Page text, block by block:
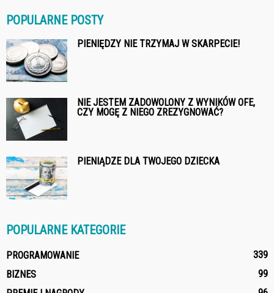
POPULARNE POSTY
PIENIĘDZY NIE TRZYMAJ W SKARPECIE!
NIE JESTEM ZADOWOLONY Z WYNIKÓW OFE,
CZY MOGĘ Z NIEGO ZREZYGNOWAĆ?
PIENIĄDZE DLA TWOJEGO DZIECKA
POPULARNE KATEGORIE
PROGRAMOWANIE
339
BIZNES
99